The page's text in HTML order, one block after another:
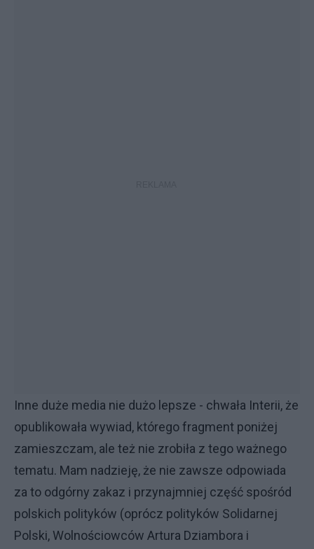
Inne duże media nie dużo lepsze - chwała Interii, że
opublikowała wywiad, którego fragment poniżej
zamieszczam, ale też nie zrobiła z tego ważnego
tematu. Mam nadzieję, że nie zawsze odpowiada
za to odgórny zakaz i przynajmniej część spośród
polskich polityków (oprócz polityków Solidarnej
Polski, Wolnościowców Artura Dziambora i